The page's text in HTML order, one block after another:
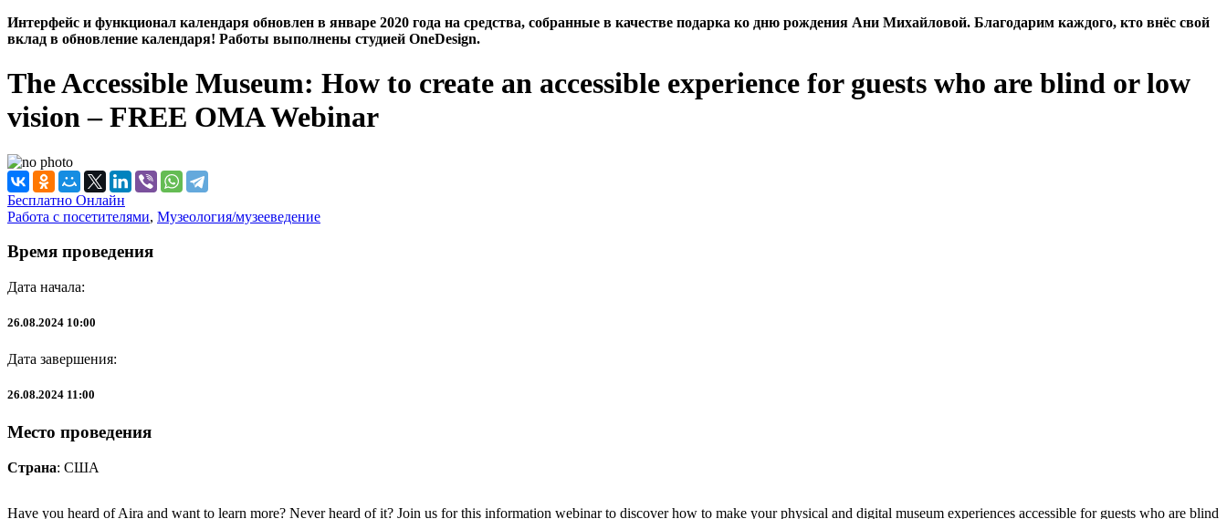
Интерфейс и функционал календаря обновлен в январе 2020 года на средства, собранные в качестве подарка ко дню рождения Ани Михайловой. Благодарим каждого, кто внёс свой
вклад в обновление календаря! Работы выполнены студией OneDesign.
The Accessible Museum: How to create an accessible experience for guests who are blind or low
vision – FREE OMA Webinar
Бесплатно Онлайн
Работа с посетителями, Музеология/музееведение
Время проведения
Дата начала:
26.08.2024 10:00
Дата завершения:
26.08.2024 11:00
Место проведения
Страна: США
Have you heard of Aira and want to learn more? Never heard of it? Join us for this information webinar to discover how to make your physical and digital museum experiences accessible for guests who are blind